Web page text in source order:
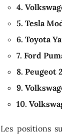
4.
5. Tesla
6. Toyota
7. Ford
8. Peugeot
9.
10.
Les positions